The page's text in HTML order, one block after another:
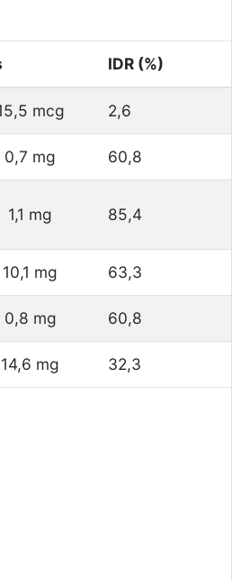
IDR (%)
mcg 2,6
0,7 mg 60,8
1,1 mg 85,4
10,1 mg 63,3
0,8 mg 60,8
14,6 mg 32,3